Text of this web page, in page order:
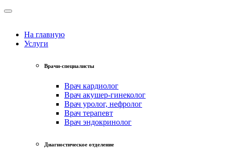
На главную
Услуги
Врачи-специалисты
Врач кардиолог
Врач акушер-гинеколог
Врач уролог, нефролог
Врач терапевт
Врач эндокринолог
Диагностическое отделение